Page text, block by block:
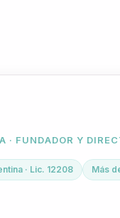
FUNDADOR Y
· Lic. 12208
Más